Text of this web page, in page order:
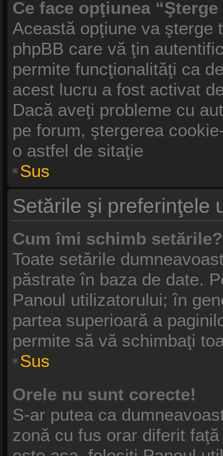
Ce face opţiunea
Această opţiune va şterge
phpBB care vă ţin
permite funcţionalităţi ca
acest lucru a fost activat
Dacă aveţi probleme cu
pe forum, ştergerea
o astfel de sitaţie
Sus
Setările şi preferinţele
Cum îmi schimb setările?
Toate setările
păstrate în baza de date.
Panoul utilizatorului; în
partea superioară a
permite să vă schimbaţi
Sus
Orele nu sunt corecte!
S-ar putea ca
zonă cu fus orar diferit